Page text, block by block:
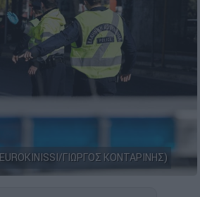
ΓΙΩΡΓΟΣ ΚΟΝΤΑΡΙΝΗΣ)